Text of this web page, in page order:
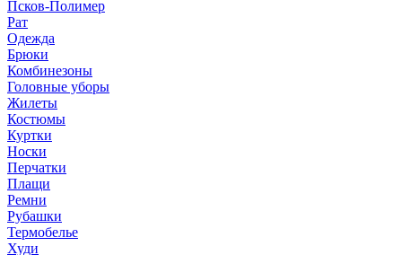
Псков-Полимер
Рат
Одежда
Брюки
Комбинезоны
Головные уборы
Жилеты
Костюмы
Куртки
Носки
Перчатки
Плащи
Ремни
Рубашки
Термобелье
Худи